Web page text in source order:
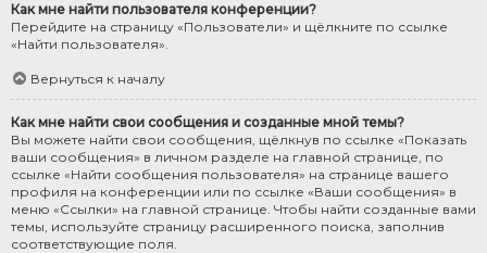
Как мне найти пользователя конференции?
Перейдите на страницу «Пользователи» и щёлкните по ссылке
«Найти пользователя».
Вернуться к началу
Как мне найти свои сообщения и созданные мной темы?
Вы можете найти свои сообщения, щёлкнув по ссылке «Показать
ваши сообщения» в личном разделе на главной странице, по
ссылке «Найти сообщения пользователя» на странице вашего
профиля на конференции или по ссылке «Ваши сообщения» в
меню «Ссылки» на главной странице. Чтобы найти созданные вами
темы, используйте страницу расширенного поиска, заполнив
соответствующие поля.